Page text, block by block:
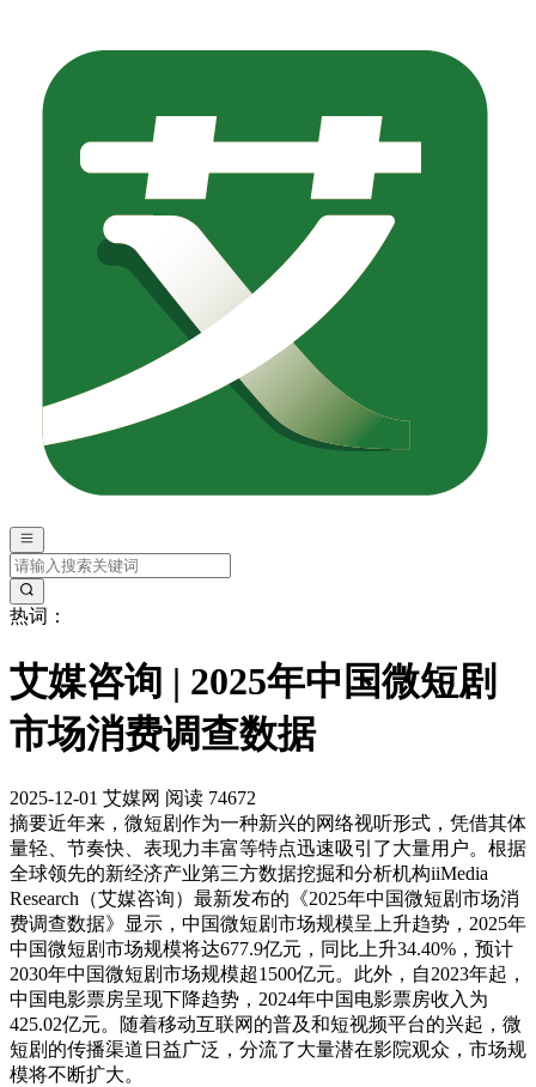
热词：
艾媒咨询 | 2025年中国微短剧
市场消费调查数据
2025-12-01 艾媒网 阅读 74672
摘要近年来，微短剧作为一种新兴的网络视听形式，凭借其体
量轻、节奏快、表现力丰富等特点迅速吸引了大量用户。根据
全球领先的新经济产业第三方数据挖掘和分析机构iiMedia
Research（艾媒咨询）最新发布的《2025年中国微短剧市场消
费调查数据》显示，中国微短剧市场规模呈上升趋势，2025年
中国微短剧市场规模将达677.9亿元，同比上升34.40%，预计
2030年中国微短剧市场规模超1500亿元。此外，自2023年起，
中国电影票房呈现下降趋势，2024年中国电影票房收入为
425.02亿元。随着移动互联网的普及和短视频平台的兴起，微
短剧的传播渠道日益广泛，分流了大量潜在影院观众，市场规
模将不断扩大。